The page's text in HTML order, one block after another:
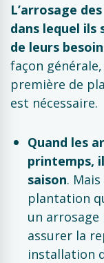
L’arrosage
dans lequel ils
de leurs
façon
première de
est nécessaire.
Quand les
printemps,
saison.
plantation
un
assurer la
installation